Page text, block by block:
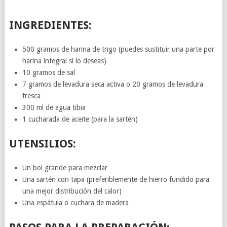
INGREDIENTES:
500 gramos de harina de trigo (puedes sustituir una parte por
harina integral si lo deseas)
10 gramos de sal
7 gramos de levadura seca activa o 20 gramos de levadura
fresca
300 ml de agua tibia
1 cucharada de aceite (para la sartén)
UTENSILIOS:
Un bol grande para mezclar
Una sartén con tapa (preferiblemente de hierro fundido para
una mejor distribución del calor)
Una espátula o cuchara de madera